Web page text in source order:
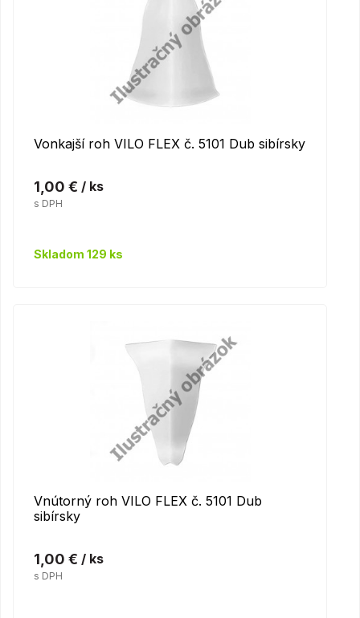
Vonkajší roh VILO FLEX č. 5101 Dub sibírsky
1,00 € / ks
s DPH
Skladom 129 ks
Vnútorný roh VILO FLEX č. 5101 Dub
sibírsky
1,00 € / ks
s DPH